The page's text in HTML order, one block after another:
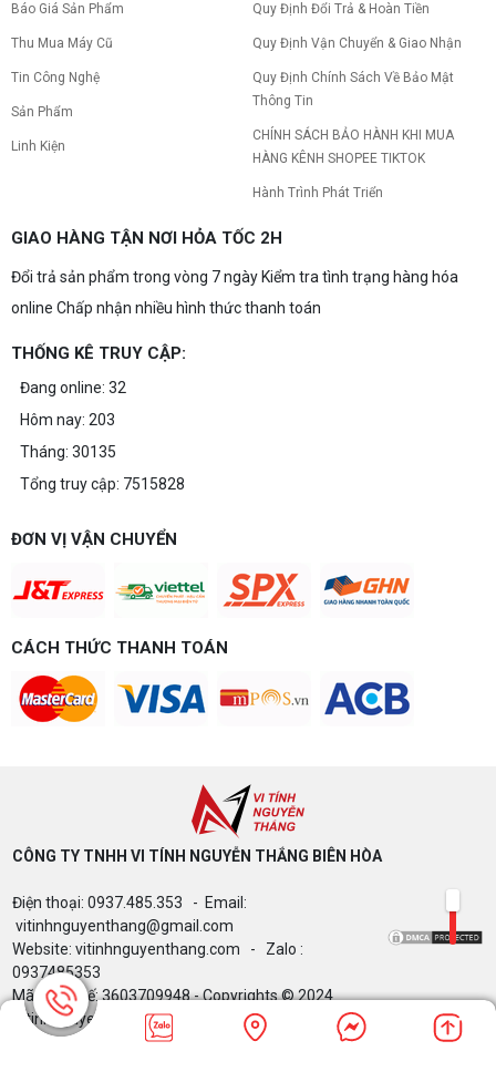
Báo Giá Sản Phẩm
Thu Mua Máy Cũ
Tin Công Nghệ
Sản Phẩm
Linh Kiện
Quy Định Đổi Trả & Hoàn Tiền
Quy Định Vận Chuyển & Giao Nhận
Quy Định Chính Sách Về Bảo Mật
Thông Tin
CHÍNH SÁCH BẢO HÀNH KHI MUA
HÀNG KÊNH SHOPEE TIKTOK
Hành Trình Phát Triển
GIAO HÀNG TẬN NƠI HỎA TỐC 2H
Đổi trả sản phẩm trong vòng 7 ngày Kiểm tra tình trạng hàng hóa
online Chấp nhận nhiều hình thức thanh toán
THỐNG KÊ TRUY CẬP:
Đang online: 32
Hôm nay: 203
Tháng: 30135
Tổng truy cập: 7515828
ĐƠN VỊ VẬN CHUYỂN
CÁCH THỨC THANH TOÁN
CÔNG TY TNHH VI TÍNH NGUYỄN THẮNG BIÊN HÒA​
Điện thoại: 0937.485.353 - Email:
vitinhnguyenthang@gmail.com
Website: vitinhnguyenthang.com - Zalo :
0937485353
Mã Số Thuế: 3603709948 - Copyrights © 2024
Vitinhnguyenthang.com. All Rights Reserved